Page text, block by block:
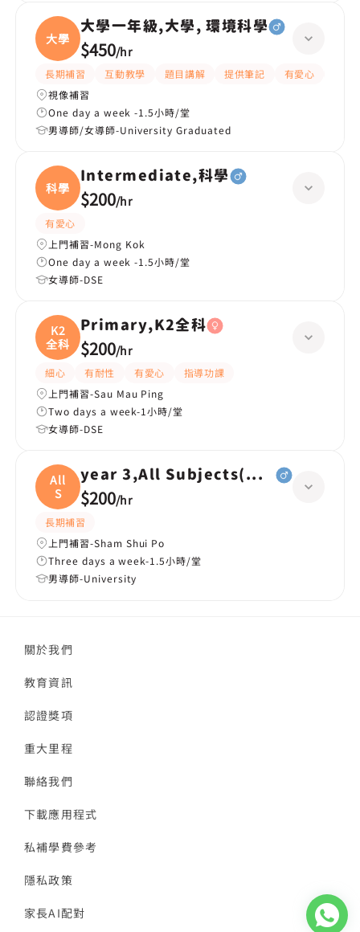
大學
大學一年級,大學, 環境科學
$450/hr
長期補習 互動教學 題目講解 提供筆記 有愛心
視像補習
One day a week -1.5小時/堂
男導師/女導師-University Graduated
科學
Intermediate,科學
$200/hr
有愛心
上門補習-Mong Kok
One day a week -1.5小時/堂
女導師-DSE
K2
全科
Primary,K2全科
$200/hr
細心 有耐性 有愛心
指導功課
上門補習-Sau Mau Ping
Two days a week-1小時/堂
女導師-DSE
All
S
year 3,All Subjects(全科)
$200/hr
長期補習
上門補習-Sham Shui Po
Three days a week-1.5小時/堂
男導師-University
關於我們
教育資訊
認證獎項
重大里程
聯絡我們
下載應用程式
私補學費參考
隱私政策
家長AI配對